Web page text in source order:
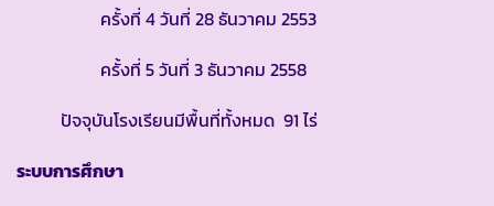
ครั้งที่ 4 วันที่ 28 ธันวาคม 2553
ครั้งที่ 5 วันที่ 3 ธันวาคม 2558
ปัจจุบันโรงเรียนมีพื้นที่ทั้งหมด 91 ไร่
ระบบการศึกษา